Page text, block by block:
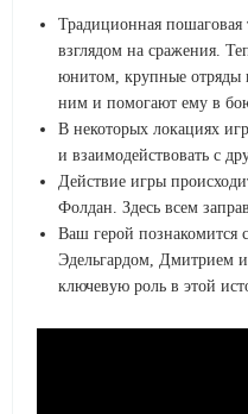
Традиционная пошаговая
взглядом на сражения.
юнитом, крупные отряды
ним и помогают ему в
В некоторых локациях
и взаимодействовать с
Действие игры
Фолдан. Здесь всем
Ваш герой
Эдельгардом, Дмитрием
ключевую роль в этой